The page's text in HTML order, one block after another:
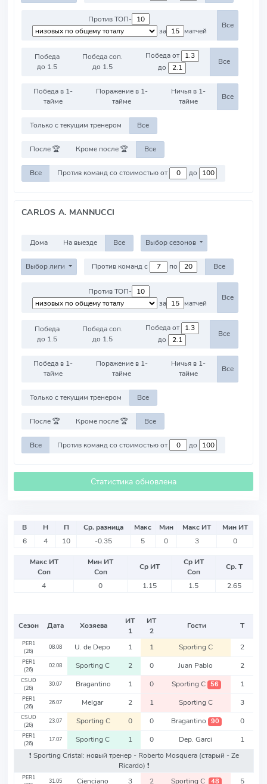
Против ТОП-
за
матчей
Все
Победа
до 1.5
Победа соп.
до 1.5
Победа от
до
Все
Победа в 1-
тайме
Поражение в 1-
тайме
Ничья в 1-
тайме
Все
Только с текущим тренером Все
После 🏆 Кроме после 🏆 Все
Все Против команд со стоимостью от до
CARLOS A. MANNUCCI
Дома На выезде Все Выбор сезонов
Выбор лиги Против команд с по Все
Против ТОП-
за
матчей
Все
Победа
до 1.5
Победа соп.
до 1.5
Победа от
до
Все
Победа в 1-
тайме
Поражение в 1-
тайме
Ничья в 1-
тайме
Все
Только с текущим тренером Все
После 🏆 Кроме после 🏆 Все
Все Против команд со стоимостью от до
Статистика обновлена
В Н П Ср. разница Макс Мин Макс ИТ
Мин ИТ
6
4 10 -0.35 5 0 3 0
Макс ИТ
Соп
Мин ИТ
Соп
Ср ИТ
Ср ИТ
Соп
Ср. Т
4
0 1.15 1.5 2.65
Сезон Дата Хозяева
ИТ
1
ИТ
2
Гости Т
PER1
(26)
08.08 U. de Depo 1 1 Sporting C 2
PER1
(26)
02.08 Sporting C 2 0 Juan Pablo 2
CSUD
(26)
30.07 Bragantino 1 0 Sporting C 56 1
PER1
(26)
26.07 Melgar 2 1 Sporting C 3
CSUD
(26)
23.07 Sporting C 0 0 Bragantino 90 0
PER1
(26)
17.07 Sporting C 1 0 Dep. Garci
1
❗️ Sporting Cristal: новый тренер - Roberto Mosquera (старый - Ze
Ricardo) ❗️
PER1
31.05 Cienciano 3 2 Sporting C 48 5